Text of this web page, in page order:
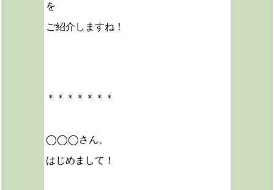
を
ご紹介しますね！
＊＊＊＊＊＊＊
◯◯◯さん、
はじめまして！